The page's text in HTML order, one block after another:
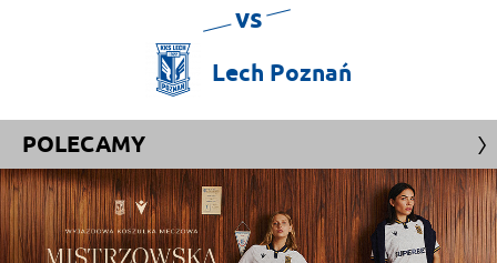
vs
Lech Poznań
POLECAMY